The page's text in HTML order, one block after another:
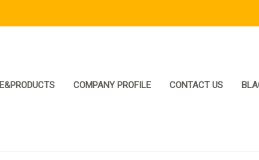
COMPANY PROFILE CONTACT US